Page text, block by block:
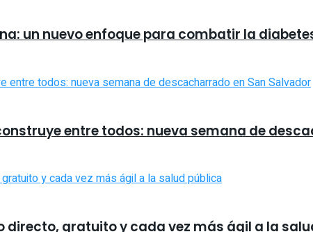
un nuevo enfoque para combatir la
entre todos: nueva semana de
directo, gratuito y cada vez más ágil a la